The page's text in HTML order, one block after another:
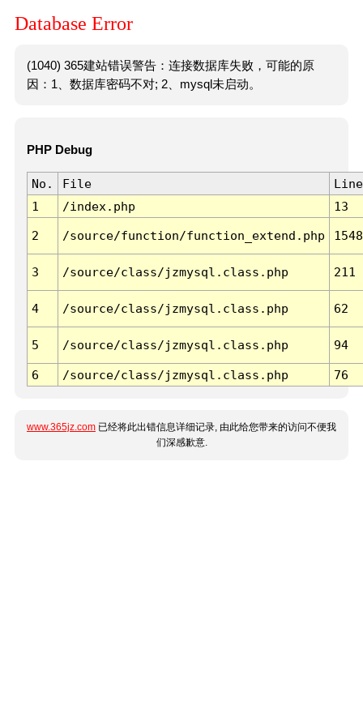
Database Error
(1040) 365建站错误警告：连接数据库失败，可能的原
因：1、数据库密码不对; 2、mysql未启动。
PHP Debug
No. File
Line
1
/index.php 13
2 /source/function/function_extend.php 1548
3 /source/class/jzmysql.class.php 211
4 /source/class/jzmysql.class.php 62
5 /source/class/jzmysql.class.php 94
6 /source/class/jzmysql.class.php 76
www.365jz.com 已经将此出错信息详细记录, 由此给您带来的访问不便我
们深感歉意.